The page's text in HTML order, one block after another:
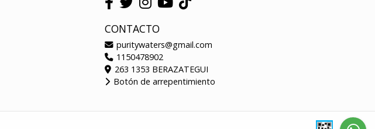
CONTACTO
puritywaters@gmail.com
1150478902
263 1353 BERAZATEGUI
Botón de arrepentimiento